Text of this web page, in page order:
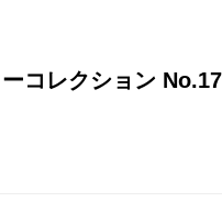
コレクション